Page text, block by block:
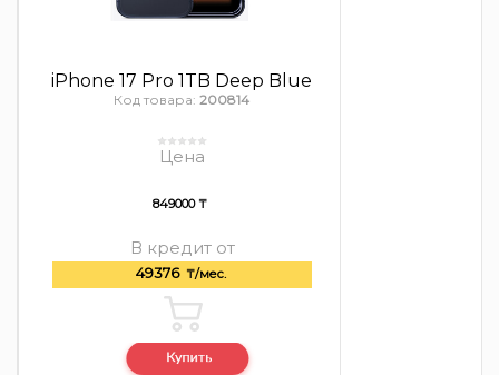
iPhone 17 Pro 1TB Deep Blue
Код товара: 200814
Цена
849000 ₸
В кредит от
49376 ₸/мес.